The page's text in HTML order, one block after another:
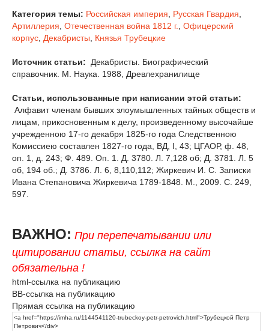
Категория темы: Российская империя, Русская Гвардия,
Артиллерия, Отечественная война 1812 г., Офицерский
корпус, Декабристы, Князья Трубецкие
Источник статьи: Декабристы. Биографический
справочник. М. Наука. 1988, Древлехранилище
Статьи, использованные при написании этой статьи:
Алфавит членам бывших злоумышленных тайных обществ и
лицам, прикосновенным к делу, произведенному высочайше
учрежденною 17-го декабря 1825-го года Следственною
Комиссиею составлен 1827-го года, ВД, I, 43; ЦГАОР, ф. 48,
оп. 1, д. 243; Ф. 489. Оп. 1. Д. 3780. Л. 7,128 об; Д. 3781. Л. 5
об, 194 об.; Д. 3786. Л. 6, 8,110,112; Жиркевич И. С. Записки
Ивана Степановича Жиркевича 1789-1848. М., 2009. С. 249,
597.
ВАЖНО: При перепечатывании или
цитировании статьи, ссылка на сайт
обязательна !
html-ссылка на публикацию
BB-ссылка на публикацию
Прямая ссылка на публикацию